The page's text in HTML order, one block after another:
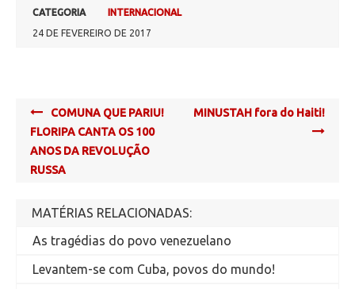
CATEGORIA
INTERNACIONAL
24 DE FEVEREIRO DE 2017
Post
navigation
COMUNA QUE PARIU!
FLORIPA CANTA OS 100
ANOS DA REVOLUÇÃO
RUSSA
MINUSTAH fora do Haiti!
MATÉRIAS RELACIONADAS:
As tragédias do povo venezuelano
Levantem-se com Cuba, povos do mundo!